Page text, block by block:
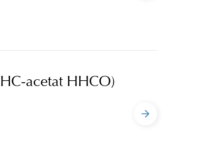
acetat HHCO)